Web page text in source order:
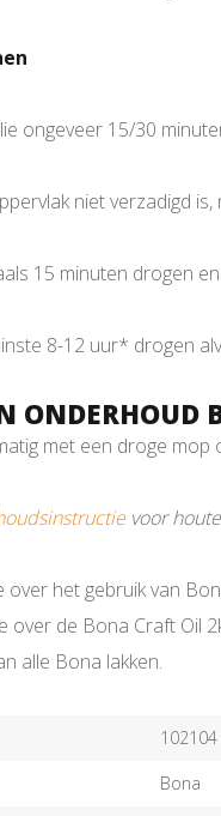
ongeveer 15/30
niet verzadigd
15 minuten drogen
8-12 uur* drogen
ONDERHOUD
met een droge
voor
het gebruik van
over de Bona Craft Oil
alle Bona lakken.
102104
Bona